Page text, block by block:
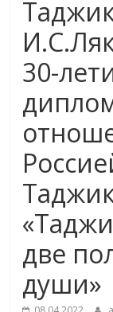
30-
две
души»